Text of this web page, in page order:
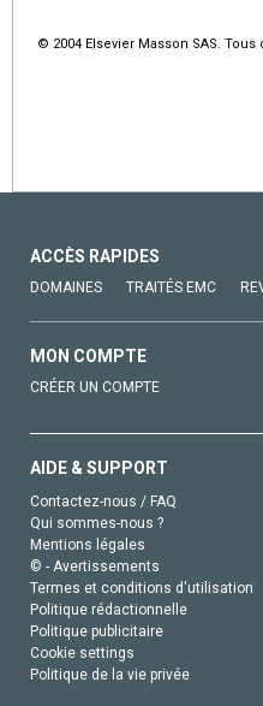
© 2004 Elsevier Masson SAS. Tous
ACCÈS RAPIDES
DOMAINES TRAITÉS EMC
MON COMPTE
CRÉER UN COMPTE
AIDE & SUPPORT
Contactez-nous / FAQ
Qui sommes-nous ?
Mentions légales
© - Avertissements
Termes et conditions d'utilisation
Politique rédactionnelle
Politique publicitaire
Cookie settings
Politique de la vie privée